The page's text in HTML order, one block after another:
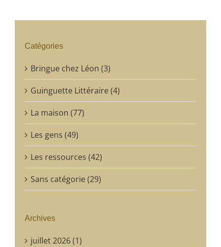
Catégories
Bringue chez Léon (3)
Guinguette Littéraire (4)
La maison (77)
Les gens (49)
Les ressources (42)
Sans catégorie (29)
Archives
juillet 2026 (1)